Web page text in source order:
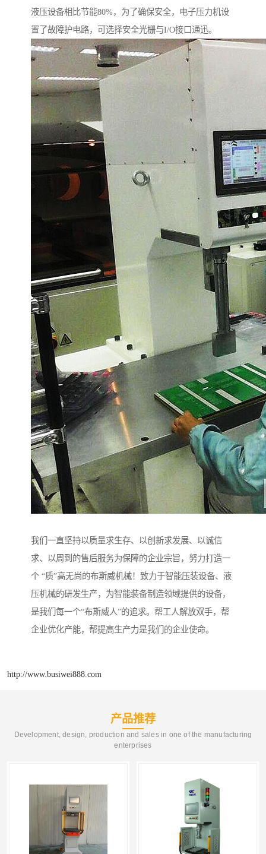
液压设备相比节能80%，为了确保安全，电子压力机设
置了故障护电路，可选择安全光栅与I/O接口通迅。
我们一直坚持以质量求生存、以创新求发展、以诚信
求、以周到的售后服务为保障的企业宗旨，努力打造一
个 “质”高无尚的布斯威机械！致力于智能压装设备、液
压机械的研发生产，为智能装备制造领域提供的设备，
是我们每一个“布斯威人”的追求。帮工人解放双手，帮
企业优化产能，帮提高生产力是我们的企业使命。
http://www.busiwei888.com
产品推荐
Development, design, production and sales in one of the manufacturing
enterprises